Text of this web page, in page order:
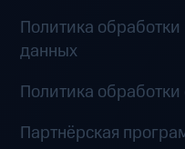
Политика
данных
Политика
Партнёрская